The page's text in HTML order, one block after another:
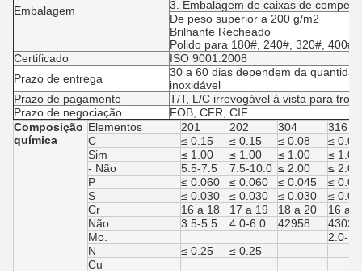
Embalagem
3. Embalagem de caixas de
De peso superior a 200 g/m2
Brilhante Recheado
Polido para 180#, 240#, 320#, 400#,
Certificado
ISO 9001:2008
Prazo de entrega
30 a 60 dias dependem da
inoxidável
Prazo de pagamento
T/T, L/C irrevogável à vista para
Prazo de negociação
FOB, CFR, CIF
Composição
química
Elementos 201 202 304
316
C
≤ 0.15 ≤ 0.15 ≤ 0.08
≤ 0.08
Sim
≤ 1.00 ≤ 1.00 ≤ 1.00
≤ 1.00
- Não
5.5-7.5 7.5-10.0 ≤ 2.00
≤ 2.00
P
≤ 0.060 ≤ 0.060 ≤ 0.045
≤
S
≤ 0.030 ≤ 0.030 ≤ 0.030
≤
Cr
16 a 18 17 a 19 18 a 20
16 a
Não.
3.5-5.5 4.0-6.0 42958
43022
Mo.
2.0-
N
≤ 0.25
≤ 0.25
Cu